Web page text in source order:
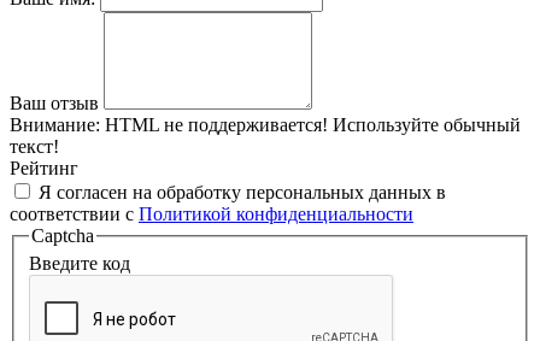
Ваш отзыв
Внимание: HTML не поддерживается! Используйте обычный
текст!
Рейтинг
Я согласен на обработку персональных данных в
соответствии с Политикой конфиденциальности
Captcha
Введите код